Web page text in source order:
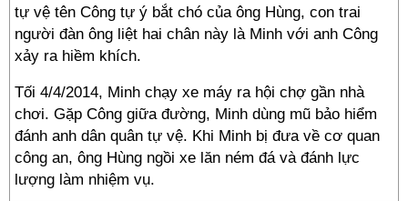
tự vệ tên Công tự ý bắt chó của ông Hùng, con trai
người đàn ông liệt hai chân này là Minh với anh Công
xảy ra hiềm khích.
Tối 4/4/2014, Minh chạy xe máy ra hội chợ gần nhà
chơi. Gặp Công giữa đường, Minh dùng mũ bảo hiểm
đánh anh dân quân tự vệ. Khi Minh bị đưa về cơ quan
công an, ông Hùng ngồi xe lăn ném đá và đánh lực
lượng làm nhiệm vụ.